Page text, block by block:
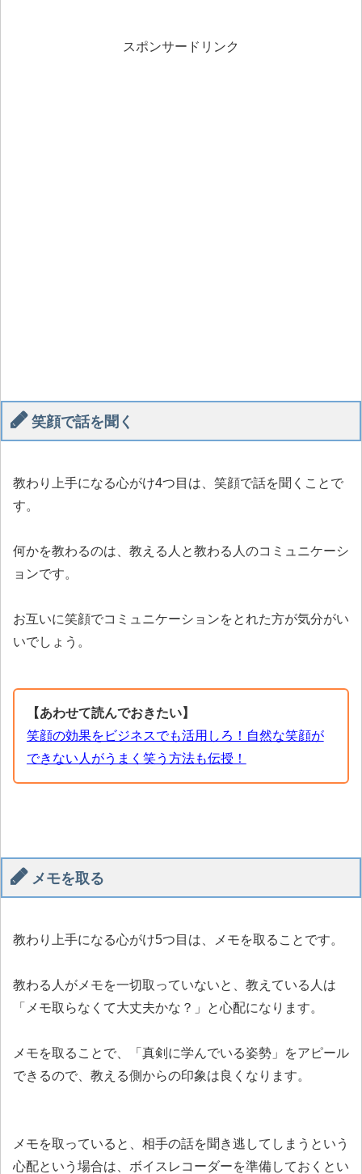
スポンサードリンク
笑顔で話を聞く
教わり上手になる心がけ4つ目は、笑顔で話を聞くことで
す。
何かを教わるのは、教える人と教わる人のコミュニケーシ
ョンです。
お互いに笑顔でコミュニケーションをとれた方が気分がい
いでしょう。
【あわせて読んでおきたい】
笑顔の効果をビジネスでも活用しろ！自然な笑顔が
できない人がうまく笑う方法も伝授！
メモを取る
教わり上手になる心がけ5つ目は、メモを取ることです。
教わる人がメモを一切取っていないと、教えている人は
「メモ取らなくて大丈夫かな？」と心配になります。
メモを取ることで、「真剣に学んでいる姿勢」をアピール
できるので、教える側からの印象は良くなります。
メモを取っていると、相手の話を聞き逃してしまうという
心配という場合は、ボイスレコーダーを準備しておくとい